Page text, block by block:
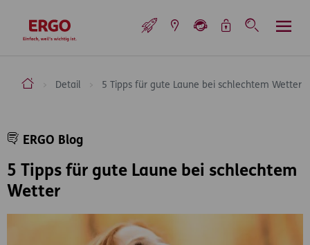
zur Startseite
ERGO Versicherung Aktiengesellschaft
Detail 5 Tipps für gute Laune bei schlechtem Wetter
5 Tipps für gute Laune bei schlechtem
Wetter
ERGO Blog